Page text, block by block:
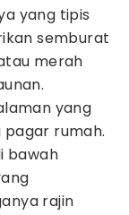
yang tipis
semburat
merah
yang
rumah.
bawah
rajin